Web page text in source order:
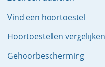
Vind een hoortoestel
Hoortoestellen vergelijken
Gehoorbescherming